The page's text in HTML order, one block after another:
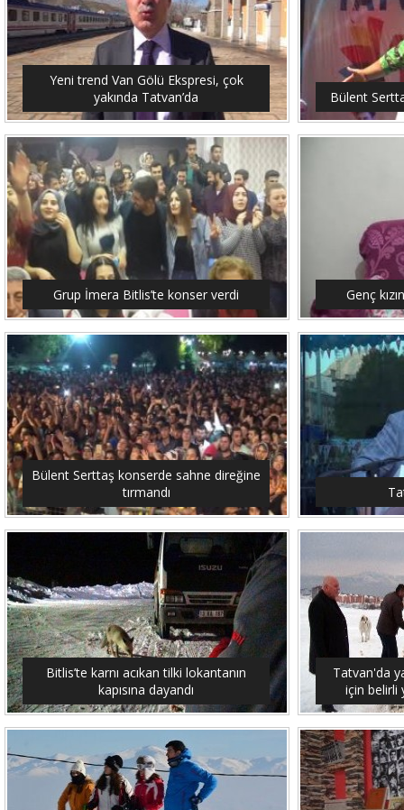
Yeni trend Van Gölü Ekspresi, çok
yakında Tatvan’da
Bülent
Grup İmera Bitlis’te konser verdi Genç
Bülent Serttaş konserde sahne direğine
tırmandı
Bitlis’te karnı acıkan tilki lokantanın
kapısına dayandı
Tatvan'da
için belirli